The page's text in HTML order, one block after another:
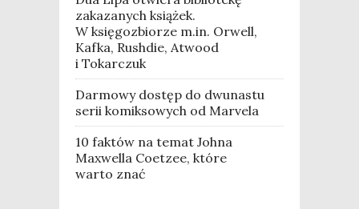
zakazanych książek.
W księgozbiorze m.in. Orwell,
Kafka, Rushdie, Atwood
i Tokarczuk
Darmowy dostęp do dwunastu
serii komiksowych od Marvela
10 faktów na temat Johna
Maxwella Coetzee, które
warto znać